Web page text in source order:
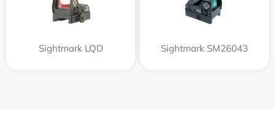
Sightmark LQD Sightmark SM26043